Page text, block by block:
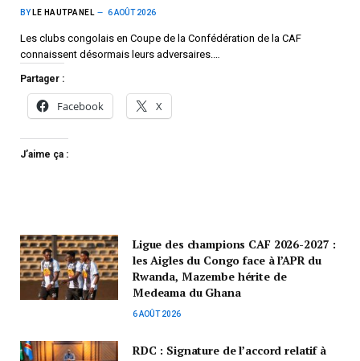
BY LE HAUTPANEL 6 AOÛT 2026
Les clubs congolais en Coupe de la Confédération de la CAF
connaissent désormais leurs adversaires.…
Partager :
Facebook X
J’aime ça :
Ligue des champions CAF 2026-2027 :
les Aigles du Congo face à l’APR du
Rwanda, Mazembe hérite de
Medeama du Ghana
6 AOÛT 2026
RDC : Signature de l’accord relatif à